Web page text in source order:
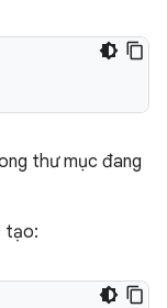
thư mục đang
tạo: